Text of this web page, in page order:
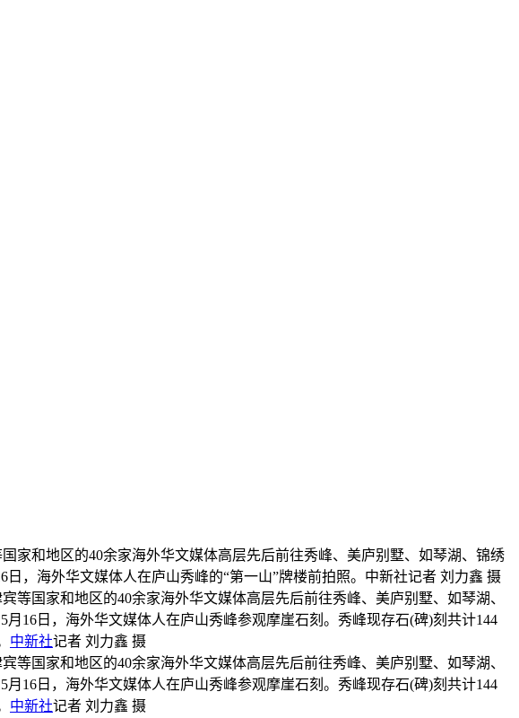
家和地区的40余家海外华文媒体高层先后前往秀峰、美庐别墅、如琴湖、锦绣
，海外华文媒体人在庐山秀峰的“第一山”牌楼前拍照。中新社记者 刘力鑫 摄
等国家和地区的40余家海外华文媒体高层先后前往秀峰、美庐别墅、如琴湖、
16日，海外华文媒体人在庐山秀峰参观摩崖石刻。秀峰现存石(碑)刻共计144
中新社记者 刘力鑫 摄
等国家和地区的40余家海外华文媒体高层先后前往秀峰、美庐别墅、如琴湖、
16日，海外华文媒体人在庐山秀峰参观摩崖石刻。秀峰现存石(碑)刻共计144
中新社记者 刘力鑫 摄